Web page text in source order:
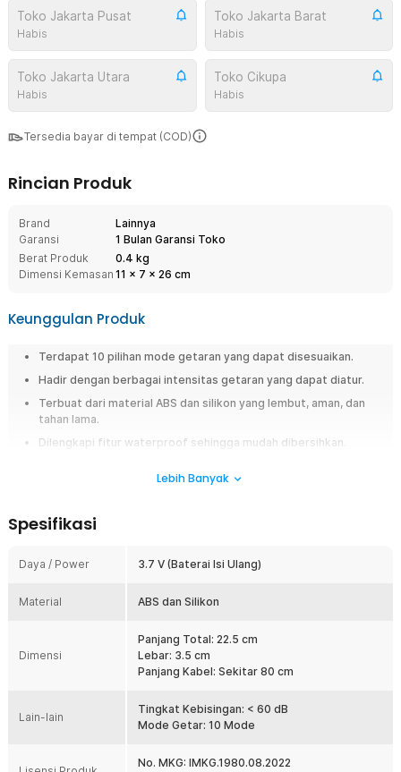
Toko Jakarta Pusat
Habis
Toko Jakarta Barat
Habis
Toko Jakarta Utara
Habis
Toko Cikupa
Habis
Tersedia bayar di tempat (COD)
Rincian Produk
Brand
Lainnya
Garansi
1 Bulan Garansi Toko
Berat Produk
0.4 kg
Dimensi Kemasan 11 x 7 x 26 cm
Keunggulan Produk
Terdapat 10 pilihan mode getaran yang dapat disesuaikan.
Hadir dengan berbagai intensitas getaran yang dapat diatur.
Terbuat dari material ABS dan silikon yang lembut, aman, dan
tahan lama.
Dilengkapi fitur waterproof sehingga mudah dibersihkan.
setelah beraktivitas seharian. Hal itu karena alat pijat memiliki 10 mode
getar yang dapat diatur sesuai keinginan dan kebutuhan. Alat pijat ini
baterainya menggunakan kabel USB. Miliki alat pijat dari TLUDA ini
Sensasi Kenikmatan Pijat
Alat ini dapat membantu Anda dalam merasakan kenikmatan dan
tidur. Terdapat dua bagian getar yakni model kepala dan model
lubang yang bisa Anda gunakan salah satunya. Keduanya sama-
Lebih Banyak
Spesifikasi
Daya / Power 3.7 V (Baterai Isi Ulang)
Material ABS dan Silikon
Dimensi
Panjang Total: 22.5 cm
Lebar: 3.5 cm
Panjang Kabel: Sekitar 80 cm
Lain-lain
Tingkat Kebisingan: < 60 dB
Mode Getar: 10 Mode
No. MKG: IMKG.1980.08.2022